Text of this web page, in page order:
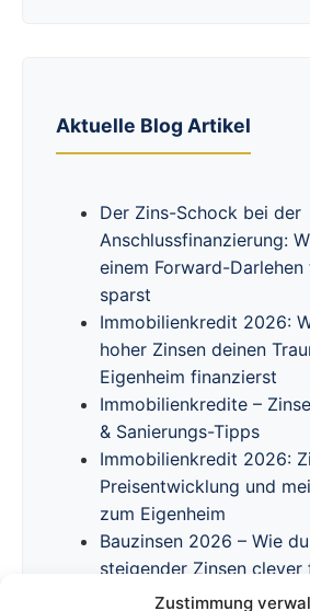
Zustimmung
Aktuelle Blog Artikel
Der Zins-Schock bei der
Anschlussfinanzierung:
einem Forward-Darlehen
sparst
Immobilienkredit 2026:
hoher Zinsen deinen
Eigenheim finanzierst
Immobilienkredite –
& Sanierungs-Tipps
Immobilienkredit 2026:
Preisentwicklung und
zum Eigenheim
Bauzinsen 2026 – Wie
steigender Zinsen clever
Förderprogramme nutzt